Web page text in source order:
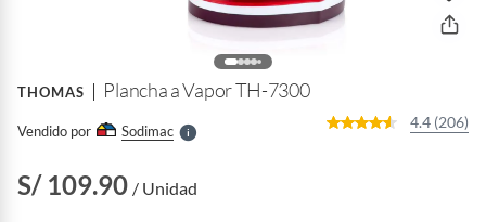
THOMAS Plancha a Vapor TH-7300
Vendido por SodimacS
l
4.4 (206)
S/ 109.90 / Unidad